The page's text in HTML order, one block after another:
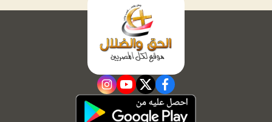
facebook
twitter
youtube
instagram